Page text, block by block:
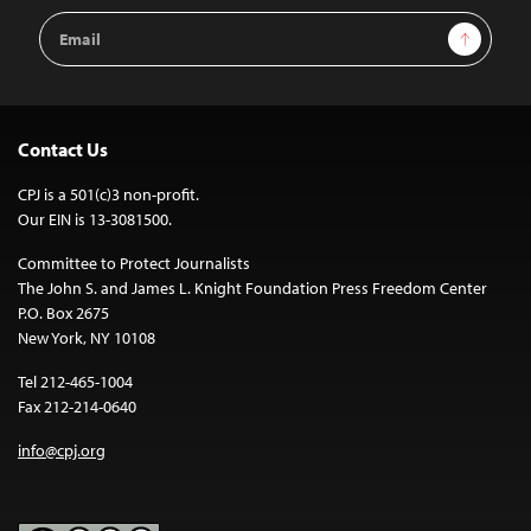
Email
Address
Sign Up
Contact Us
CPJ is a 501(c)3 non-profit.
Our EIN is 13-3081500.
Committee to Protect Journalists
The John S. and James L. Knight Foundation Press Freedom Center
P.O. Box 2675
New York, NY 10108
Tel 212-465-1004
Fax 212-214-0640
info@cpj.org